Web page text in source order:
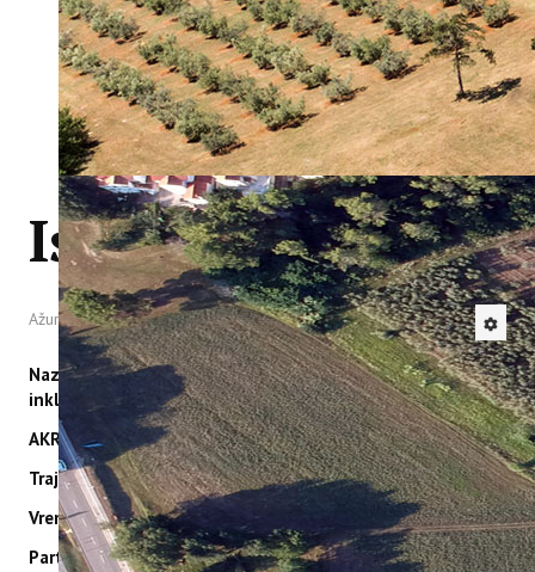
Dialogue4Tourism
REVIVE
WASTEREDUCE
MITOMED+
WINTERMED
CASTWATER
INHERIT
CONSUMLESS PLUS
IstraOILFest
ARHIVA PROJEKATA
IstraECOinclusive
Izdavačka djelatnost
Izbor u znanstvena zvanja
Dokumenti
Statut
Strategija
CIP
Pravo na pristup informacijama
Zaštita osobnih podataka
Godišnji izvještaj
Javna nabava
Natječaji za radna mjesta
IstraECOinclusive
Ažurirano: 19 Svibanj 2026
Naziv projekta: Razvoj nove prekogranične održive
inkluzivne turističke destinacije IstraECOinclusive
AKRONIM: IstraECOinclusive
Trajanje projekta:30 mjeseci
Vremenski period:01. ožujak 2026. - 30. rujan 2028.
Partnerske institucije: